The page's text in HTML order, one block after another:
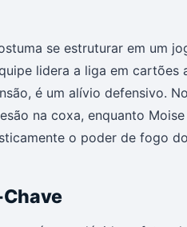
se estruturar em um
lidera a liga em cartões
é um alívio defensivo.
na coxa, enquanto
o poder de fogo